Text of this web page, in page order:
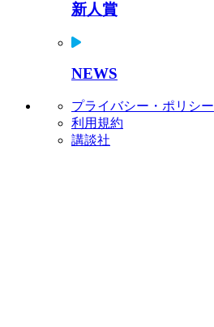
新人賞
NEWS
プライバシー・ポリシー
利用規約
講談社